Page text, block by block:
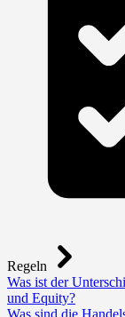
Regeln
Was ist der
und Equity?